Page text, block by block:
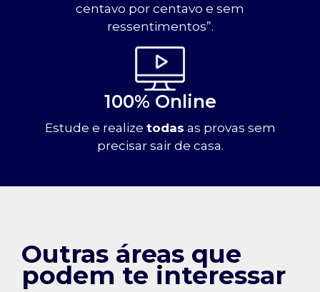
centavo por centavo e sem
ressentimentos”.
100% Online
Estude e realize todas as provas sem
precisar sair de casa.
Outras áreas que
podem te interessar